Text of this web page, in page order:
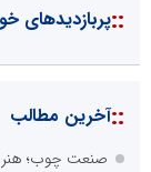
::پربازدیدهای
::آخرین مطالب
صنعت چوب؛ هنر،